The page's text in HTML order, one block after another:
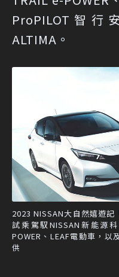
ProPILOT智
ALTIMA。
2023 NISSAN大自然嬉遊
試乘駕馭NISSAN新能源
POWER、LEAF電動車，以
供